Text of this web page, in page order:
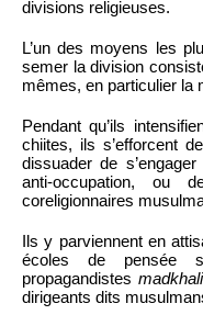
divisions religieuses.
L’un des moyens les
semer la division
mêmes, en particulier la
Pendant qu’ils
chiites, ils s’efforcent
dissuader de
anti-occupation, ou
coreligionnaires
Ils y parviennent en
écoles de pensée
propagandistes madkhali
dirigeants dits